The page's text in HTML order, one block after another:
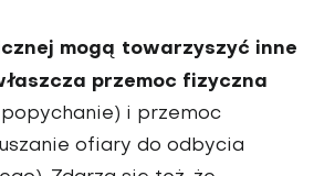
mogą towarzyszyć inne
przemoc fizyczna
i przemoc
ofiary do odbycia